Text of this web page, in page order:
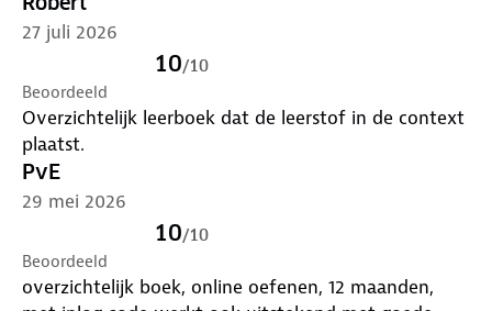
online examentraining is geheel bijgewerkt volgens
de laatste exameneisen van het CBR. Met deze
combinatiedeal waarin het cursusboek en de Online
Examentraining zit, ben je voordeliger uit dan
wanneer je het cursusboek en de Online
Examentraining apart bestelt.
27 juli 2026
10/10
Beoordeeld
Overzichtelijk leerboek dat de leerstof in de context
plaatst.
PvE
29 mei 2026
10/10
Beoordeeld
overzichtelijk boek, online oefenen, 12 maanden,